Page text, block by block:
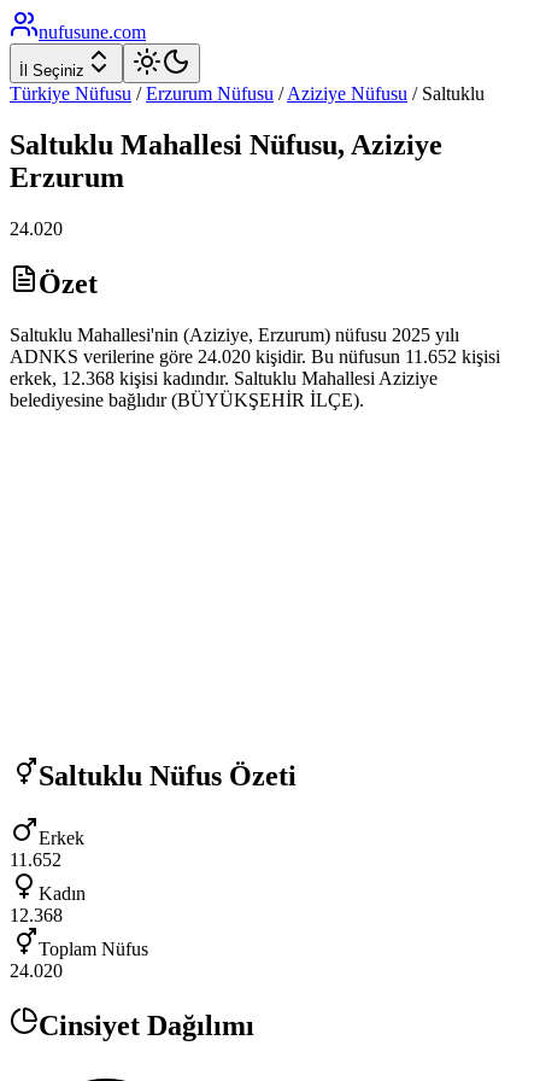
nufusune.com
İl Seçiniz
Türkiye Nüfusu / Erzurum Nüfusu / Aziziye Nüfusu / Saltuklu
Saltuklu Mahallesi Nüfusu, Aziziye
Erzurum
24.020
Özet
Saltuklu Mahallesi'nin (Aziziye, Erzurum) nüfusu 2025 yılı
ADNKS verilerine göre 24.020 kişidir. Bu nüfusun 11.652 kişisi
erkek, 12.368 kişisi kadındır. Saltuklu Mahallesi Aziziye
belediyesine bağlıdır (BÜYÜKŞEHİR İLÇE).
Saltuklu Nüfus Özeti
Erkek
11.652
Kadın
12.368
Toplam Nüfus
24.020
Cinsiyet Dağılımı